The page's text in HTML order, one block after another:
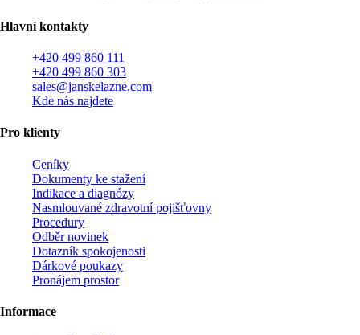
Hlavní kontakty
+420 499 860 111
+420 499 860 303
sales@janskelazne.com
Kde nás najdete
Pro klienty
Ceníky
Dokumenty ke stažení
Indikace a diagnózy
Nasmlouvané zdravotní pojišťovny
Procedury
Odběr novinek
Dotazník spokojenosti
Dárkové poukazy
Pronájem prostor
Informace